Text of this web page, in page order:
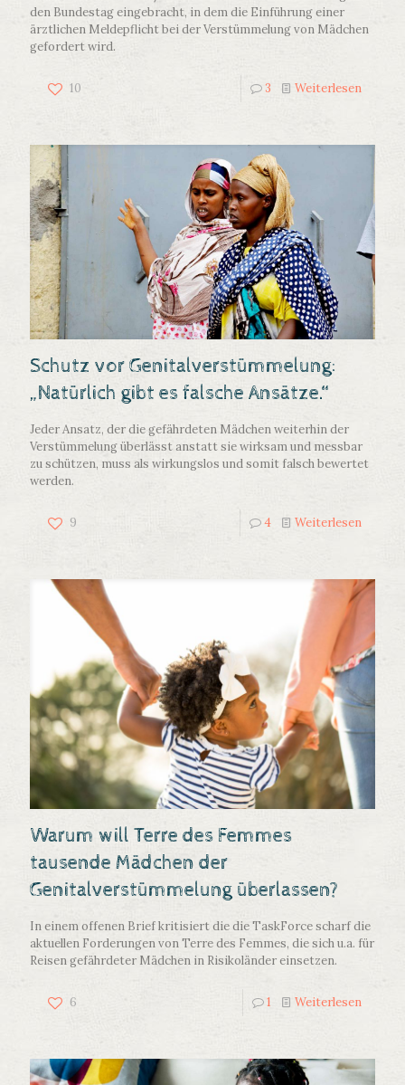
den Bundestag eingebracht, in dem die Einführung einer
ärztlichen Meldepflicht bei der Verstümmelung von Mädchen
gefordert wird.
10 3 Weiterlesen
Schutz vor Genitalverstümmelung:
„Natürlich gibt es falsche Ansätze.“
Jeder Ansatz, der die gefährdeten Mädchen weiterhin der
Verstümmelung überlässt anstatt sie wirksam und messbar
zu schützen, muss als wirkungslos und somit falsch bewertet
werden.
9 4 Weiterlesen
Warum will Terre des Femmes
tausende Mädchen der
Genitalverstümmelung überlassen?
In einem offenen Brief kritisiert die die TaskForce scharf die
aktuellen Forderungen von Terre des Femmes, die sich u.a. für
Reisen gefährdeter Mädchen in Risikoländer einsetzen.
6 1 Weiterlesen